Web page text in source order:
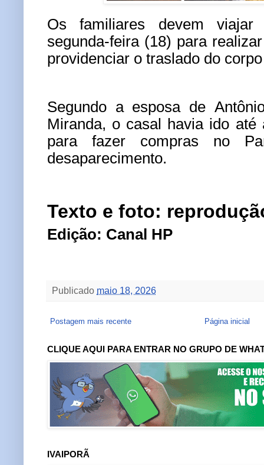
Os familiares devem viajar
segunda-feira (18) para
providenciar o traslado do
Segundo a esposa de
Miranda, o casal havia ido até
para fazer compras no
desaparecimento.
Texto e foto:
Edição: Canal HP
Publicado maio 18, 2026
Postagem mais recente Página inicial
CLIQUE AQUI PARA ENTRAR NO GRUPO DE
IVAIPORÃ